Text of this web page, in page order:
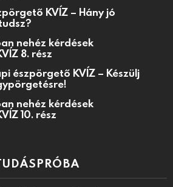
KVÍZ – Hány jó
nehéz kérdések
8. rész
észpörgető KVÍZ – Készülj
nehéz kérdések
10. rész